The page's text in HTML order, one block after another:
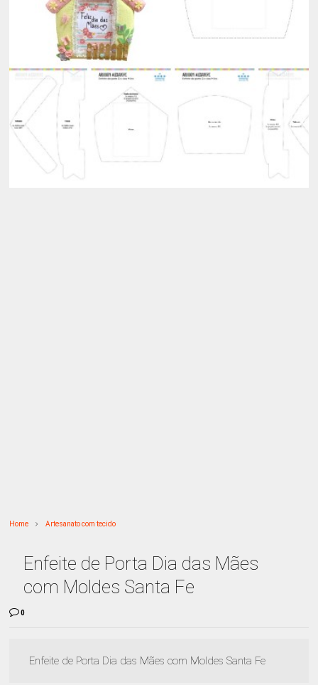
Home Artesanato com tecido
Enfeite de Porta Dia das Mães
com Moldes Santa Fe
0
Enfeite de Porta Dia das Mães com Moldes Santa Fe